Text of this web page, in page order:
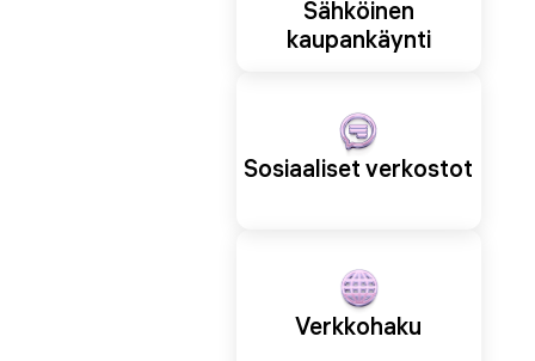
Sähköinen
kaupankäynti
Sosiaaliset verkostot
Verkkohaku